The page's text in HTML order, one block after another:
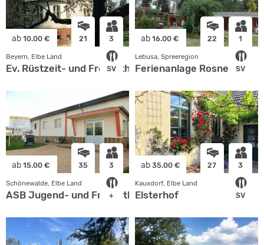
ab 10.00 € 21 3
SV
Beyern, Elbe Land
Ev. Rüstzeit- und Freizeitheim
ab 16.00 € 22 1
SV
Lebusa, Spreeregion
Ferienanlage Rosner
ab 15.00 € 35 3
+
Schönewalde, Elbe Land
ASB Jugend- und Freizeitherberge
ab 35.00 € 27 3
SV
Kauxdorf, Elbe Land
Elsterhof